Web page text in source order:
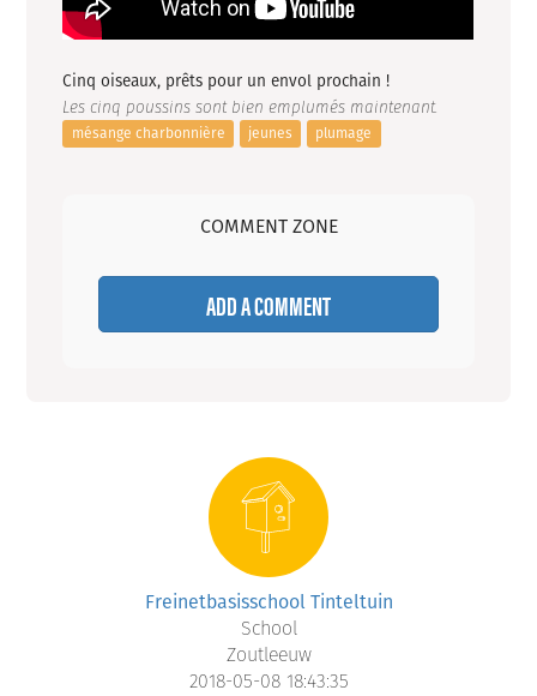
Cinq oiseaux, prêts pour un envol prochain !
Les cinq poussins sont bien emplumés maintenant.
mésange charbonnière jeunes plumage
COMMENT ZONE
ADD A COMMENT
Freinetbasisschool Tinteltuin
School
Zoutleeuw
2018-05-08 18:43:35